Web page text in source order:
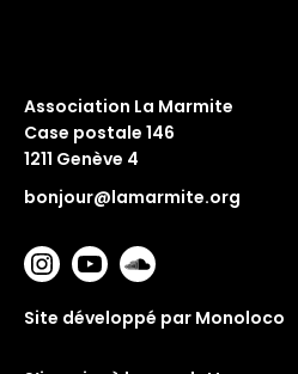
Association La Marmite
Case postale 146
1211 Genève 4
bonjour@lamarmite.org
Site développé par Monoloco